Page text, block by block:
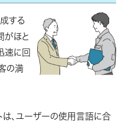
する
がほと
速に回
の満
は、ユーザーの使用言語に合